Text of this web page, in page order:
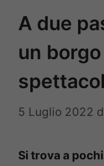
A due
un
5 Luglio 2022
Si trova a